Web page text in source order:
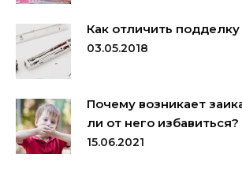
Как отличить
03.05.2018
Почему возникает
ли от него избавиться?
15.06.2021